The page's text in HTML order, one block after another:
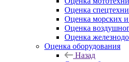
Оценка
Оценка морских
Оценка
Оценка
Оценка оборудования
Назад